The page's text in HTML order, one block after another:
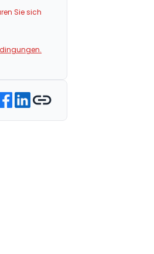
Sie sich
on Twitter
on Facebook
Share on LinkedIn
Copy link